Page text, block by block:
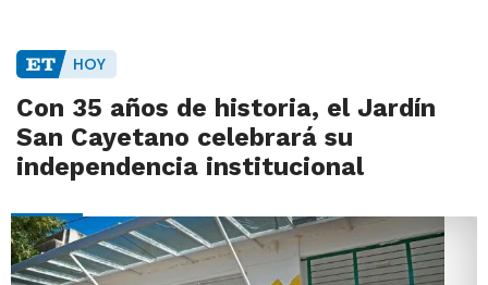
HOY
Con 35 años de historia, el Jardín
San Cayetano celebrará su
independencia institucional